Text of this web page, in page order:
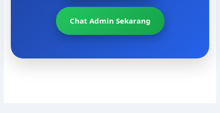
Chat Admin Sekarang